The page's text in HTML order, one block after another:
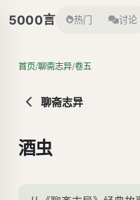
5000言 热门 讨论
首页/聊斋志异/卷五
聊斋志异
酒虫